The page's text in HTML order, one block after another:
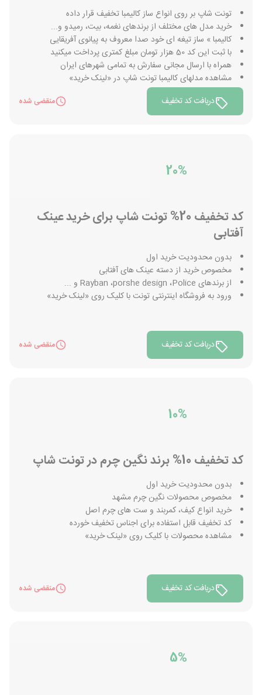
تونت شاپ بر روی انواع ساز کالیمبا تخفیف قرار داده
خرید مدل های مختلف از برندهای نغمه، بیت، رمیدو و...
کالیمبا » ساز تیغه ای خود صدا معروف به پیانوی آفریقایی
با ثبت این کد 50 هزار تومان مبلغ کمتری پرداخت میکنید
همراه با ارسال مجانی سفارش به تمامی شهرهای ایران
مشاهده مدلهای کالیمبا تونت شاپ در «لینک خرید»
دریافت کد تخفیف
منقضی شده
20%
کد تخفیف 20% تونت شاپ برای خرید عینک
آفتابی
بدون محدودیت خرید اول
مخصوص خرید از دسته عینک های آفتابی
از برندهای Rayban ،porshe design ،Police و ...
ورود به فروشگاه اینترنتی تونت با کلیک روی «لینک خرید»
دریافت کد تخفیف منقضی شده
10%
کد تخفیف 10% برند نگین چرم در تونت شاپ
بدون محدودیت خرید اول
مخصوص محصولات نگین چرم مشهد
خرید انواع کیف، کمربند و ست های چرم اصل
کد تخفیف قابل استفاده برای اجناس تخفیف خورده
مشاهده محصولات با کلیک روی «لینک خرید»
دریافت کد تخفیف منقضی شده
5%